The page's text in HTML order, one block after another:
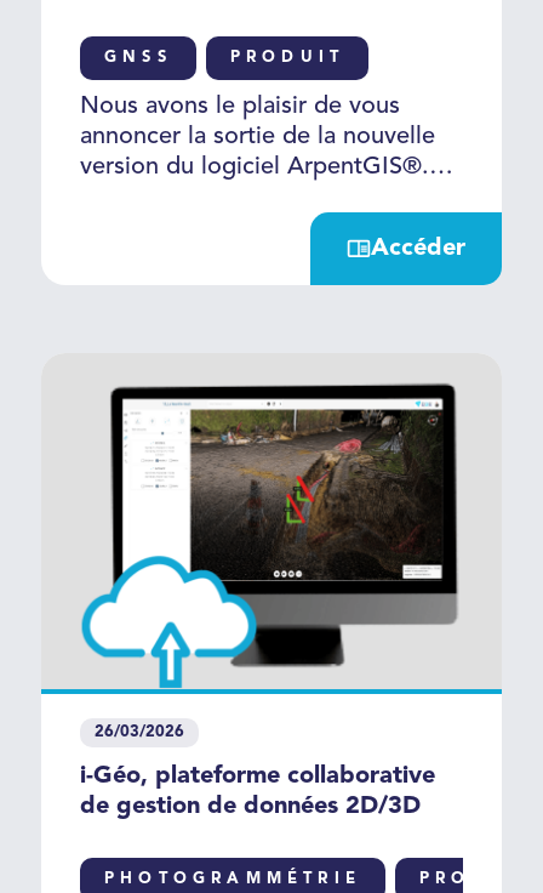
GNSS PRODUIT
Nous avons le plaisir de vous
annoncer la sortie de la nouvelle
version du logiciel ArpentGIS®.
saisie ArpentGIS® Android 2026.3
> Du logiciel bureautique
Accéder
26/03/2026
i-Géo, plateforme collaborative
de gestion de données 2D/3D
PHOTOGRAMMÉTRIE PRODUIT